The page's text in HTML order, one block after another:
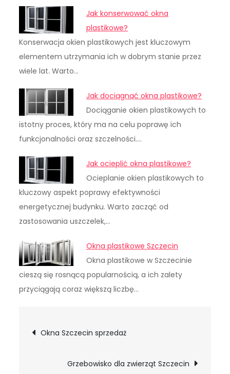
Jak konserwować okna
plastikowe?
Konserwacja okien plastikowych jest kluczowym
elementem utrzymania ich w dobrym stanie przez
wiele lat. Warto…
Jak dociągnąć okna plastikowe?
Dociąganie okien plastikowych to
istotny proces, który ma na celu poprawę ich
funkcjonalności oraz szczelności.…
Jak ocieplić okna plastikowe?
Ocieplanie okien plastikowych to
kluczowy aspekt poprawy efektywności
energetycznej budynku. Warto zacząć od
zastosowania uszczelek,…
Okna plastikowe Szczecin
Okna plastikowe w Szczecinie
cieszą się rosnącą popularnością, a ich zalety
przyciągają coraz większą liczbę…
Nawigacja
wpisu
Okna Szczecin sprzedaż
Grzebowisko dla zwierząt Szczecin